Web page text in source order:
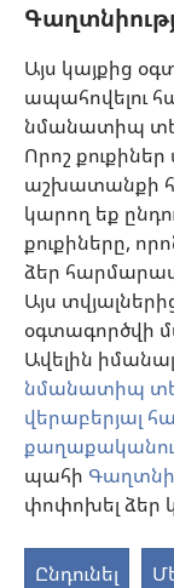
Այս կայքից
ապահովելու
նմանատիպ
Որոշ
աշխատանքի
կարող եք
քուքիները,
ձեր
Այս
օգտագործվի
Ավելին
նմանատիպ
վերաբերյալ
պահի
փոփոխել ձեր
Ընդունել
Յուրաքանչյուր
քննարկել բուժման
առնելով հիվանդի
հավատալիքները։
հասանելի բոլոր
Պացիենտներ: Ձեր
խորհուրդներ
որակավորում
եք, որ որևէ
Օգտվելու կարգը
Արտաքին
Copyright © 2026